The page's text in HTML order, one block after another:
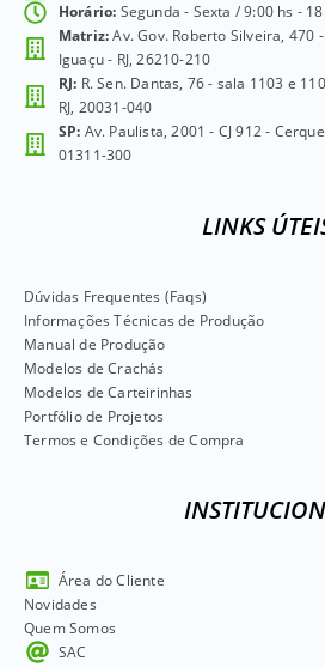
Horário: Segunda - Sexta / 9:00 hs -
Matriz:Av. Gov. Roberto Silveira, 470
Iguaçu - RJ, 26210-210
RJ: R. Sen. Dantas, 76 - sala 1103 e
RJ, 20031-040
SP: Av. Paulista, 2001 - CJ 912 -
01311-300
LINKS
Dúvidas Frequentes (Faqs)
Informações Técnicas de Produção
Manual de Produção
Modelos de Crachás
Modelos de Carteirinhas
Portfólio de Projetos
Termos e Condições de Compra
Área do Cliente
Novidades
Quem Somos
SAC